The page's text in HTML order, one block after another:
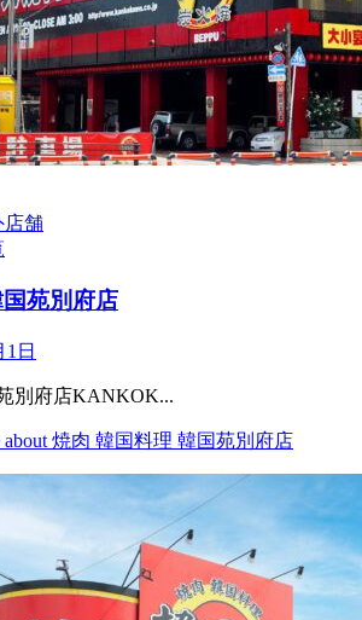
店舗
苑別府店
1日
別府店KANKOK...
about 焼肉 韓国料理 韓国苑別府店